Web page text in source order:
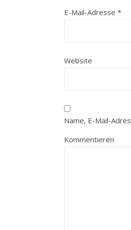
E-Mail-Adresse *
Website
Name, E-Mail-
Kommentieren